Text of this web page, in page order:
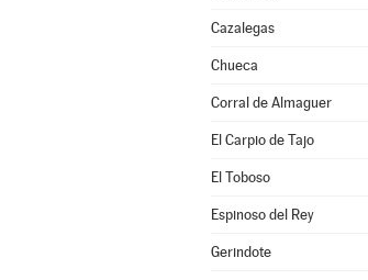
Cazalegas
Chueca
Corral de Almaguer
El Carpio de Tajo
El Toboso
Espinoso del Rey
Gerindote